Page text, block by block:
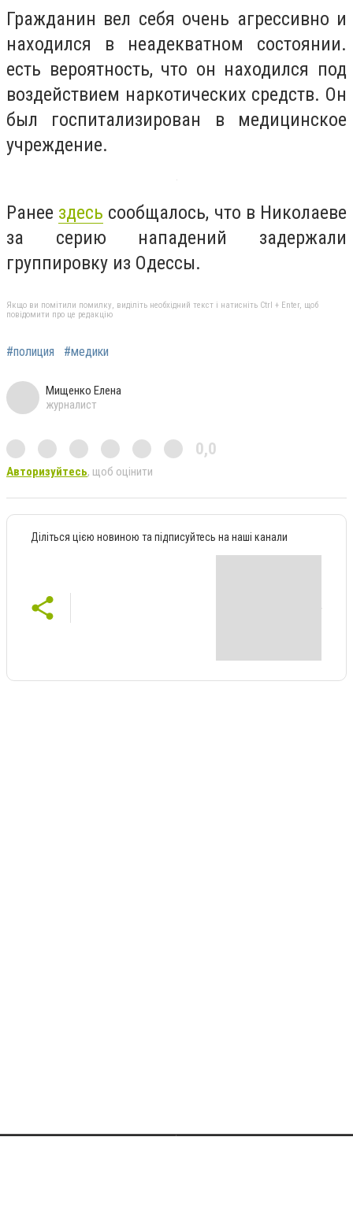
Гражданин вел себя очень агрессивно и
находился в неадекватном состоянии.
есть вероятность, что он находился под
воздействием наркотических средств. Он
был госпитализирован в медицинское
учреждение.
Ранее здесь сообщалось, что в Николаеве
за серию нападений задержали
группировку из Одессы.
Якщо ви помітили помилку, виділіть необхідний текст і натисніть Ctrl + Enter, щоб
повідомити про це редакцію
#полиция #медики
Мищенко Елена
журналист
0,0
Авторизуйтесь, щоб оцінити
Діліться цією новиною та підписуйтесь на наші канали